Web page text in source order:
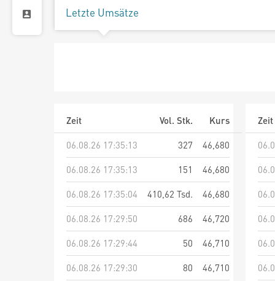
Letzte Umsätze
Zeit Vol. Stk.
Kurs
06.08.26 17:35:13
327
46,680
06.08.26 17:35:13
151
46,680
06.08.26 17:35:04
410,62 Tsd.
46,680
06.08.26 17:29:50
686
46,720
06.08.26 17:29:44
50
46,710
06.08.26 17:29:30
80
46,710
Zeit